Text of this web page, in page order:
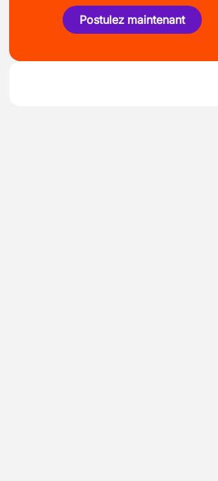
Postulez maintenant